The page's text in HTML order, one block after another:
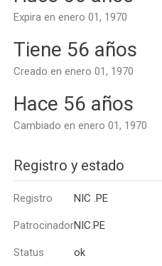
Expira en enero 01, 1970
Tiene 56 años
Creado en enero 01, 1970
Hace 56 años
Cambiado en enero 01, 1970
Registro y estado
Registro NIC .PE
PatrocinadorNIC.PE
Status ok